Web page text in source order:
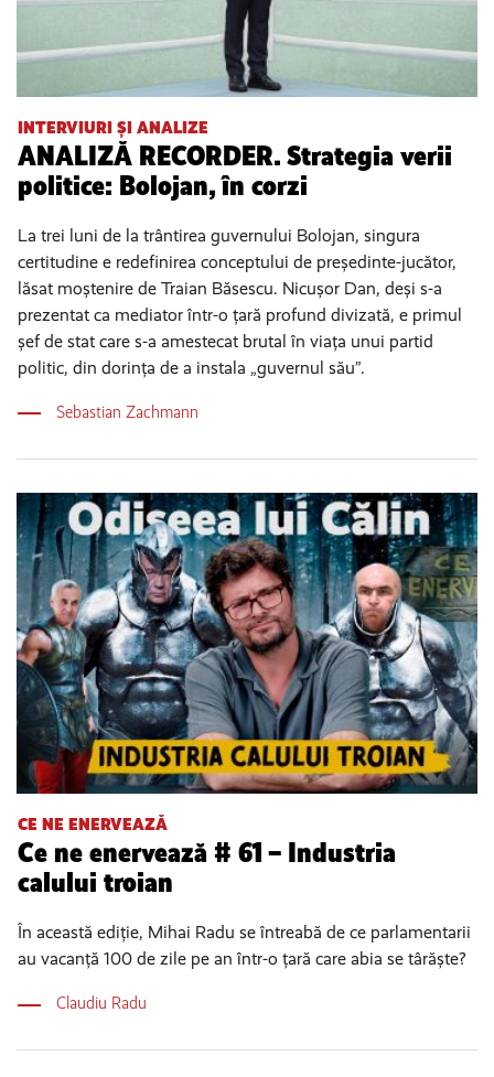
INTERVIURI ȘI ANALIZE
ANALIZĂ RECORDER. Strategia verii
politice: Bolojan, în corzi
La trei luni de la trântirea guvernului Bolojan, singura
certitudine e redefinirea conceptului de președinte-jucător,
lăsat moștenire de Traian Băsescu. Nicușor Dan, deși s-a
prezentat ca mediator într-o țară profund divizată, e primul
șef de stat care s-a amestecat brutal în viața unui partid
politic, din dorința de a instala „guvernul său”.
Sebastian Zachmann
CE NE ENERVEAZĂ
Ce ne enervează # 61 – Industria
calului troian
În această ediție, Mihai Radu se întreabă de ce parlamentarii
au vacanță 100 de zile pe an într-o țară care abia se târăște?
Claudiu Radu